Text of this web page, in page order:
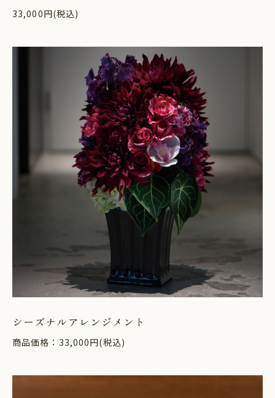
33,000円(税込)
シーズナルアレンジメント
商品価格：33,000円(税込)